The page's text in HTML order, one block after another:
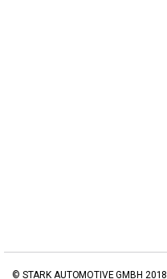
© STARK AUTOMOTIVE GMBH 2018